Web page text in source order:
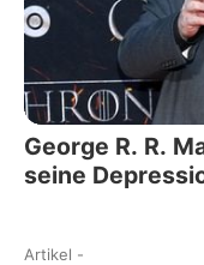
George R. R.
seine
Artikel -